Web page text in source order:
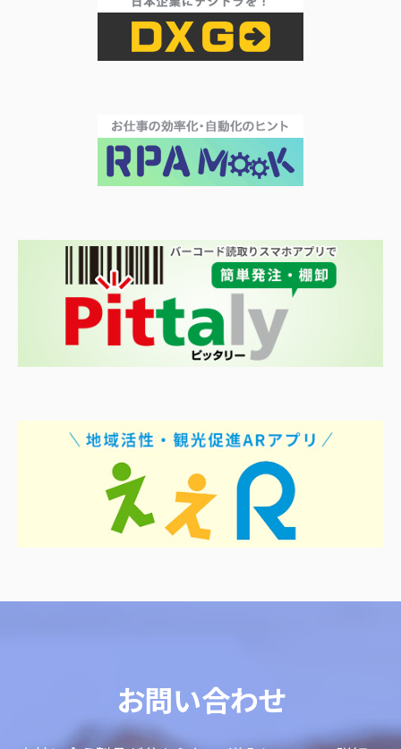
お問い合わせ